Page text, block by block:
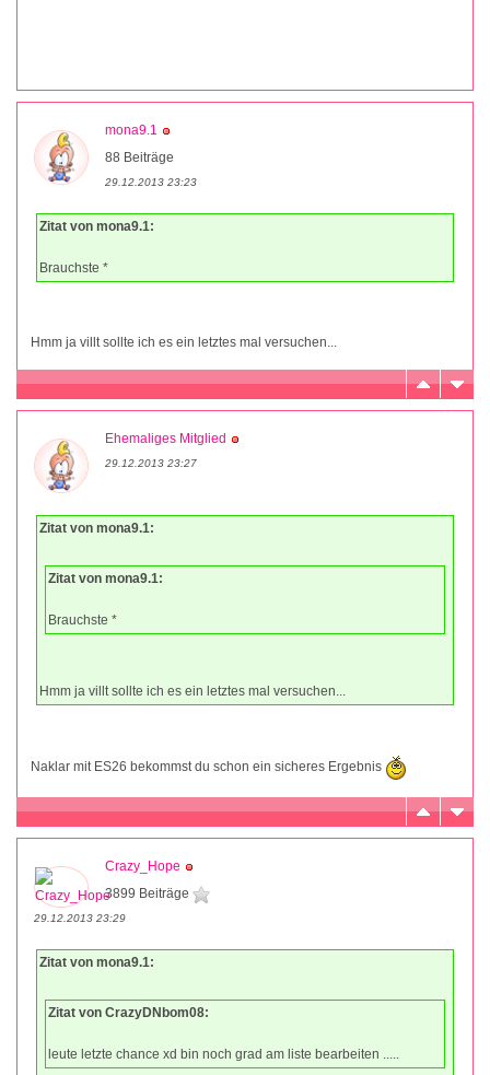
mona9.1
88 Beiträge
29.12.2013 23:23
Zitat von mona9.1:
Brauchste *
Hmm ja villt sollte ich es ein letztes mal versuchen...
Ehemaliges Mitglied
29.12.2013 23:27
Zitat von mona9.1:
Zitat von mona9.1:
Brauchste *
Hmm ja villt sollte ich es ein letztes mal versuchen...
Naklar mit ES26 bekommst du schon ein sicheres Ergebnis
Crazy_Hope
3899 Beiträge
29.12.2013 23:29
Zitat von mona9.1:
Zitat von CrazyDNbom08:
leute letzte chance xd bin noch grad am liste bearbeiten .....